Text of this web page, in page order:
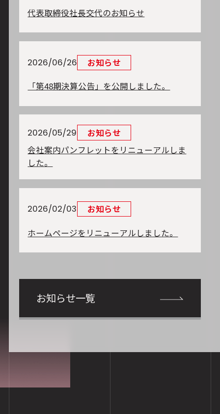
代表取締役社長交代のお知らせ
2026/06/26 お知らせ
「第48期決算公告」を公開しました。
2026/05/29
お知らせ
会社案内パンフレットをリニューアルしま
した。
2026/02/03 お知らせ
ホームページをリニューアルしました。
お知らせ一覧